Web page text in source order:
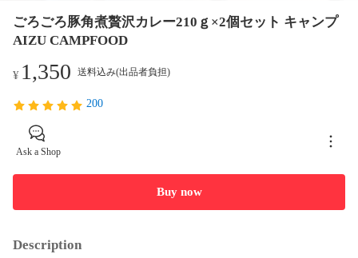
ごろごろ豚角煮贅沢カレー210ｇ×2個セット キャンプ
AIZU CAMPFOOD
¥ 1,350 送料込み(出品者負担)
200
Ask a Shop
Buy now
Description